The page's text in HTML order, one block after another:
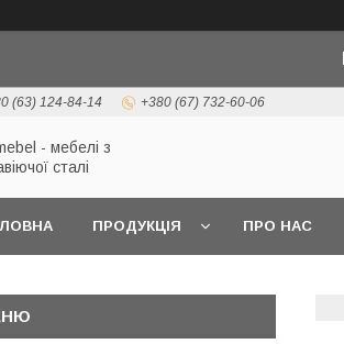
(63) 124-84-14 +380 (67) 732-60-06
- мебелі з
сталі
ПРОДУКЦІЯ ПРО НАС